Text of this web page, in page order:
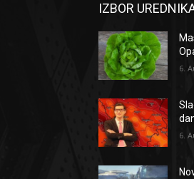
IZBOR
6.
dan
6.